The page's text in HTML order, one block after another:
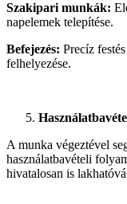
Szakipari munkák:
napelemek telepítése.
Befejezés: Precíz
felhelyezése.
A munka végeztével
használatbavételi
hivatalosan is